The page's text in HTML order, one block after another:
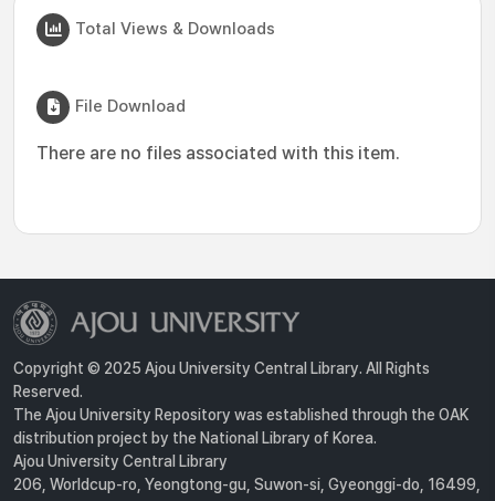
Total Views & Downloads
File Download
There are no files associated with this item.
Copyright © 2025 Ajou University Central Library. All Rights
Reserved.
The Ajou University Repository was established through the OAK
distribution project by the National Library of Korea.
Ajou University Central Library
206, Worldcup-ro, Yeongtong-gu, Suwon-si, Gyeonggi-do, 16499,